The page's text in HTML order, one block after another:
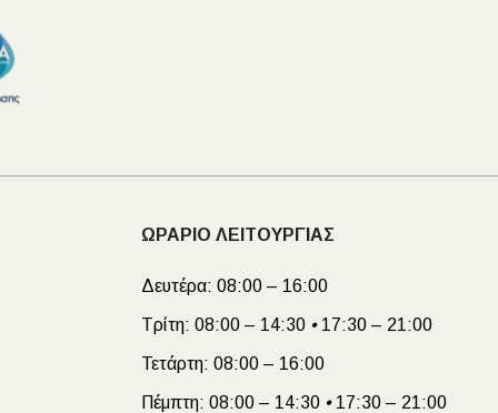
ΩΡΑΡΙΟ ΛΕΙΤΟΥΡΓΙΑΣ
Δευτέρα: 08:00 – 16:00
Τρίτη: 08:00 – 14:30 •17:30 – 21:00
Τετάρτη: 08:00 – 16:00
Πέμπτη: 08:00 – 14:30 •17:30 – 21:00